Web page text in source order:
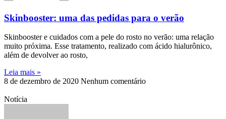
Skinbooster: uma das pedidas para o verão
Skinbooster e cuidados com a pele do rosto no verão: uma relação
muito próxima. Esse tratamento, realizado com ácido hialurônico,
além de devolver ao rosto,
Leia mais »
8 de dezembro de 2020 Nenhum comentário
Notícia